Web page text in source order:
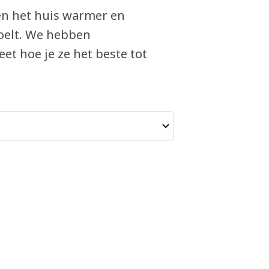
het huis warmer en
We hebben
hoe je ze het beste tot